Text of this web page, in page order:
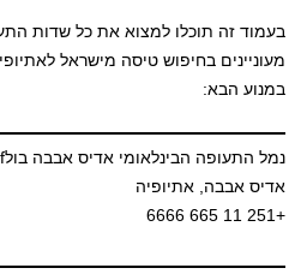
בעמוד זה תוכלו למצוא את כל שדות
מעוניינים בחיפוש טיסה מישראל
במנוע הבא:
נמל התעופה הבינלאומי אדיס אבבה בולfה
אדיס אבבה, אתיופיה
+251 11 665 6666